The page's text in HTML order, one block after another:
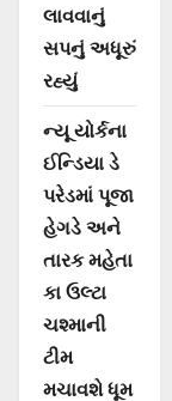
લાવવાનું
સપનું અધૂરું
રહ્યું
ન્યૂ યોર્કના
ઈન્ડિયા ડે
પરેડમાં પૂજા
હેગડે અને
તારક મહેતા
કા ઉલ્ટા
ચશ્માની
ટીમ
મચાવશે ધૂમ